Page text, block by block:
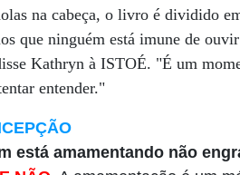
na cabeça, o livro é dividido
que ninguém está imune de
Kathryn à ISTOÉ. "É um
entender."
está amamentando não